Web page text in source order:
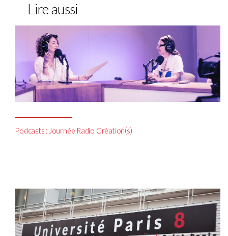
Lire aussi
Podcasts : Journée Radio Création(s)